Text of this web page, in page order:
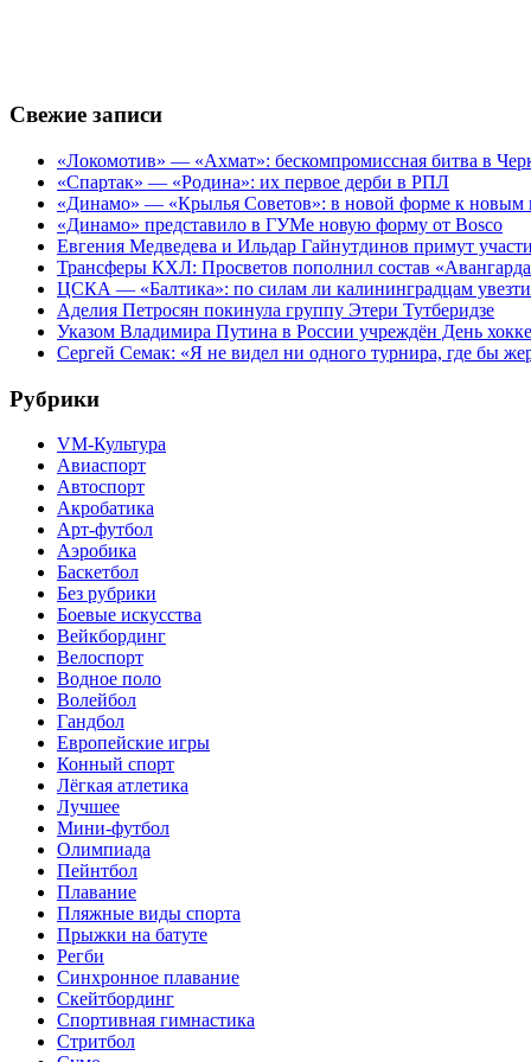
Свежие записи
«Локомотив» — «Ахмат»: бескомпромиссная битва в
«Спартак» — «Родина»: их первое дерби в РПЛ
«Динамо» — «Крылья Советов»: в новой форме к новым
«Динамо» представило в ГУМе новую форму от Bosco
Евгения Медведева и Ильдар Гайнутдинов примут
Трансферы КХЛ: Просветов пополнил состав
ЦСКА — «Балтика»: по силам ли калининградцам
Аделия Петросян покинула группу Этери Тутберидзе
Указом Владимира Путина в России учреждён День
Сергей Семак: «Я не видел ни одного турнира, где бы
Рубрики
VM-Культура
Авиаспорт
Автоспорт
Акробатика
Арт-футбол
Аэробика
Баскетбол
Без рубрики
Боевые искусства
Вейкбординг
Велоспорт
Водное поло
Волейбол
Гандбол
Европейские игры
Конный спорт
Лёгкая атлетика
Лучшее
Мини-футбол
Олимпиада
Пейнтбол
Плавание
Пляжные виды спорта
Прыжки на батуте
Регби
Синхронное плавание
Скейтбординг
Спортивная гимнастика
Стритбол